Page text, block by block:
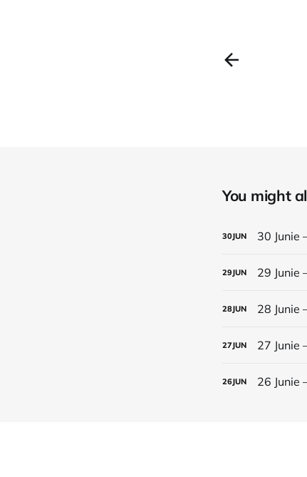
You might
30JUN 30 Junie
29JUN 29 Junie
28JUN 28 Junie
27JUN 27 Junie
26JUN 26 Junie